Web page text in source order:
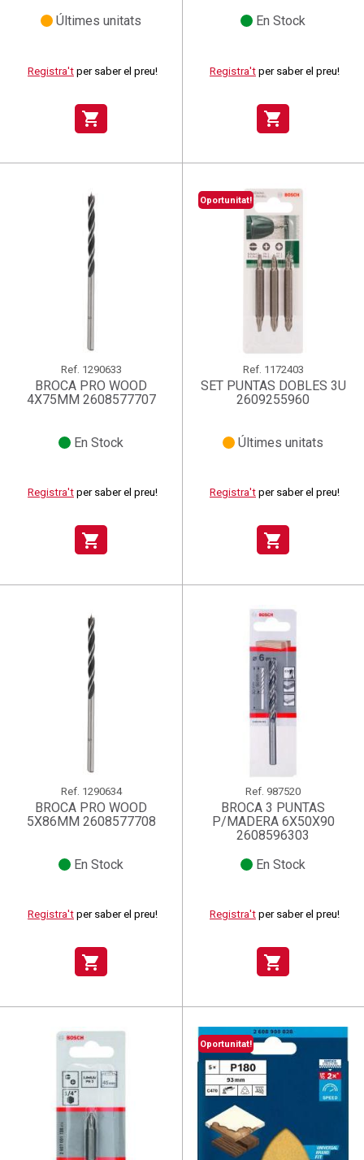
Últimes unitats
Registra't per saber el preu!
shopping_cart
En Stock
Registra't per saber el preu!
shopping_cart
Ref. 1290633
BROCA PRO WOOD
4X75MM 2608577707
En Stock
Registra't per saber el preu!
shopping_cart
Oportunitat!
Ref. 1172403
SET PUNTAS DOBLES 3U
2609255960
Últimes unitats
Registra't per saber el preu!
shopping_cart
Ref. 1290634
BROCA PRO WOOD
5X86MM 2608577708
En Stock
Registra't per saber el preu!
shopping_cart
Ref. 987520
BROCA 3 PUNTAS
P/MADERA 6X50X90
2608596303
En Stock
Registra't per saber el preu!
shopping_cart
Oportunitat!